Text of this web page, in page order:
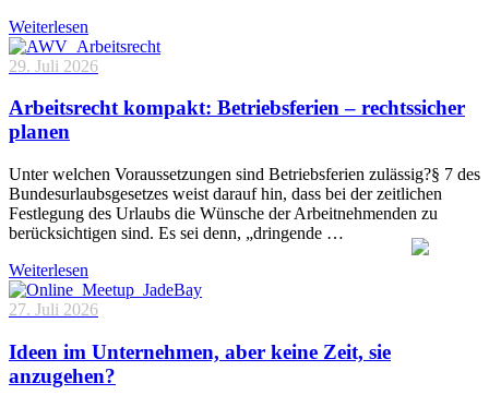
Weiterlesen
29. Juli 2026
Arbeitsrecht kompakt: Betriebsferien – rechtssicher
planen
Unter welchen Voraussetzungen sind Betriebsferien zulässig?§ 7 des
Bundesurlaubsgesetzes weist darauf hin, dass bei der zeitlichen
Festlegung des Urlaubs die Wünsche der Arbeitnehmenden zu
berücksichtigen sind. Es sei denn, „dringende …
Weiterlesen
27. Juli 2026
Ideen im Unternehmen, aber keine Zeit, sie
anzugehen?